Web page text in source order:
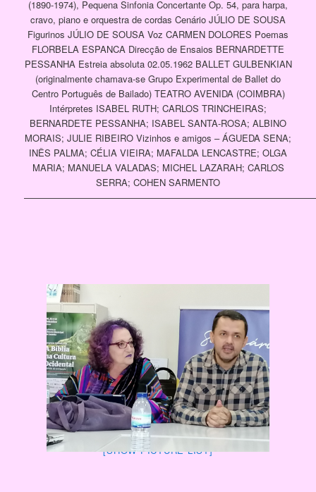
(1890-1974), Pequena Sinfonia Concertante Op. 54, para harpa,
cravo, piano e orquestra de cordas Cenário JÚLIO DE SOUSA
Figurinos JÚLIO DE SOUSA Voz CARMEN DOLORES Poemas
FLORBELA ESPANCA Direcção de Ensaios BERNARDETTE
PESSANHA Estreia absoluta 02.05.1962 BALLET GULBENKIAN
(originalmente chamava-se Grupo Experimental de Ballet do
Centro Português de Bailado) TEATRO AVENIDA (COIMBRA)
Intérpretes ISABEL RUTH; CARLOS TRINCHEIRAS;
BERNARDETE PESSANHA; ISABEL SANTA-ROSA; ALBINO
MORAIS; JULIE RIBEIRO Vizinhos e amigos – ÁGUEDA SENA;
INÊS PALMA; CÉLIA VIEIRA; MAFALDA LENCASTRE; OLGA
MARIA; MANUELA VALADAS; MICHEL LAZARAH; CARLOS
SERRA; COHEN SARMENTO
[SHOW PICTURE LIST]